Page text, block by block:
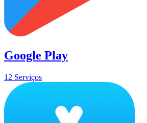
Google Play
12 Serviços